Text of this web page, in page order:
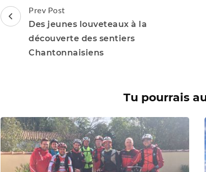
Post
Navigation
Prev Post
Des jeunes louveteaux à la
découverte des sentiers
Chantonnaisiens
Tu pourrais